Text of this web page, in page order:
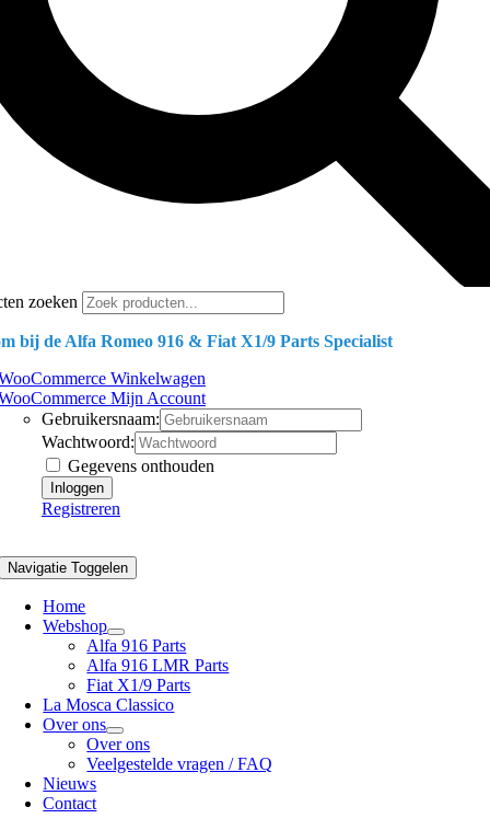
zoeken
bij de Alfa Romeo 916 & Fiat X1/9 Parts Specialist
Winkelwagen
Mijn Account
Gebruikersnaam:
Wachtwoord:
Gegevens onthouden
Registreren
Navigatie Toggelen
Home
Webshop
Alfa 916 Parts
Alfa 916 LMR Parts
Fiat X1/9 Parts
La Mosca Classico
Over ons
Over ons
Veelgestelde vragen / FAQ
Nieuws
Contact